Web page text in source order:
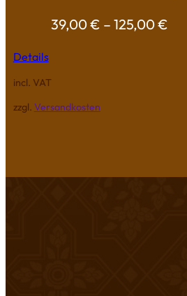
39,00€ –125,00€
Details
incl. VAT
zzgl. Versandkosten